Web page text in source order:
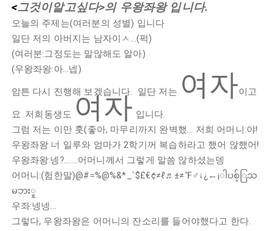
<그것이알고싶다>의 우왕좌왕 입니다.
오늘의 주제는(여러분의 성별) 입니다
일단 저의 아버지는 남자이ㅅ...(퍽)
(여러분:그정도는 말않해도 알아)
(우왕좌왕:아...넵)
암튼 다시 진행해 보겠습니다. 일단 저는 여자이고
요 .저희동생도 여자 입니다.
그럼 저는 이만 훗(좋아, 마무리까지 완벽했... 저희 어머니:야!
우왕좌왕 너 일루와 엄마가 2학기꺼 복습하라고 했어 않했어!
우왕좌왕:넹?.......어머니께서 그렇게 말씀 않하셨는뎅
어머니:(험한말)@#=%@%&*_`$£€¢≠ℓ♬±≠℉♂↓¿←¡ါပစ့်ြသ
မဘးူ
우좌:넹넹...
그렇다, 우왕좌왕은 어머니의 잔소리를 들어야했다고 한다.